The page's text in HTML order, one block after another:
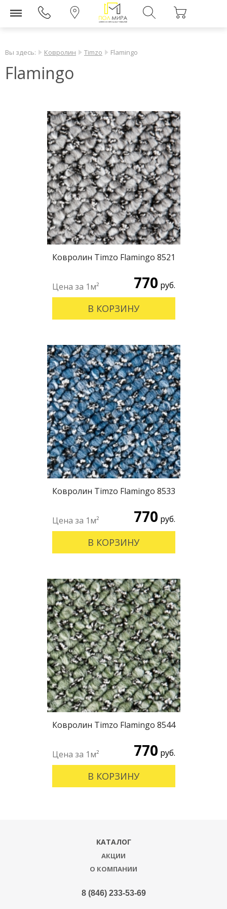
Вы здесь: Ковролин Timzo Flamingo
Flamingo
Ковролин Timzo Flamingo 8521
770 руб.
В КОРЗИНУ
Ковролин Timzo Flamingo 8533
770 руб.
В КОРЗИНУ
Ковролин Timzo Flamingo 8544
770 руб.
В КОРЗИНУ
КАТАЛОГ
АКЦИИ
О КОМПАНИИ
8 (846) 233-53-69